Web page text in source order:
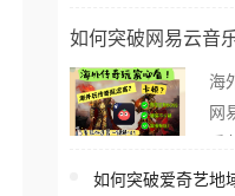
外
地
海
亚
如何突破网易云音
海
网
在
如何突破爱奇艺地